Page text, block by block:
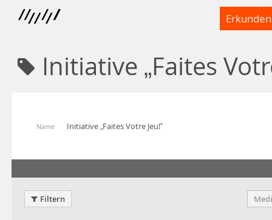
Erkunden
Initiative „Faites
Name Initiative „Faites Votre Jeu!“
Filtern